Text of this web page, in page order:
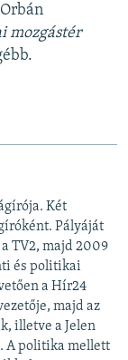
mozgástér
Két
Pályáját
TV2, majd 2009
és politikai
a Hír24
majd az
illetve a Jelen
A politika mellett